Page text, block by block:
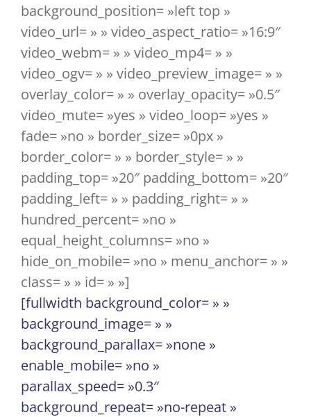
background_position= »left top »
video_url= » » video_aspect_ratio= »16:9″
video_webm= » » video_mp4= » »
video_ogv= » » video_preview_image= » »
overlay_color= » » overlay_opacity= »0.5″
video_mute= »yes » video_loop= »yes »
fade= »no » border_size= »0px »
border_color= » » border_style= » »
padding_top= »20″ padding_bottom= »20″
padding_left= » » padding_right= » »
hundred_percent= »no »
equal_height_columns= »no »
hide_on_mobile= »no » menu_anchor= » »
class= » » id= » »]
[fullwidth background_color= » »
background_image= » »
background_parallax= »none »
enable_mobile= »no »
parallax_speed= »0.3″
background_repeat= »no-repeat »